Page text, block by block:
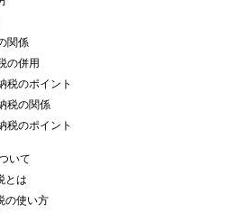
関係
の併用
税のポイント
税の関係
税のポイント
いて
とは
の使い方